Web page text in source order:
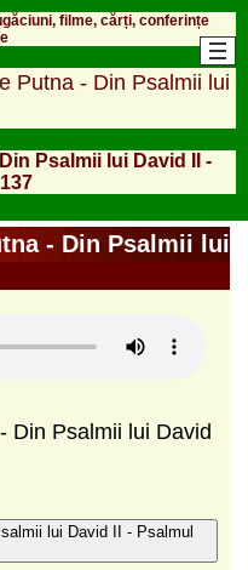
filme, cărți, conferințe
Putna - Din Psalmii lui
Psalmii lui David II -
- Din Psalmii lui
Din Psalmii lui David
lui David II - Psalmul